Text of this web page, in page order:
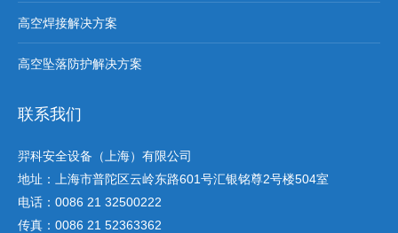
高空焊接解决方案
高空坠落防护解决方案
联系我们
羿科安全设备（上海）有限公司
地址：上海市普陀区云岭东路601号汇银铭尊2号楼504室
电话：0086 21 32500222
传真：0086 21 52363362